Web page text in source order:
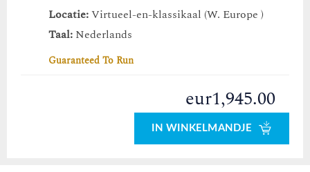
Locatie:Virtueel-en-klassikaal (W. Europe )
Taal: Nederlands
Guaranteed To Run
eur1,945.00
IN WINKELMANDJE